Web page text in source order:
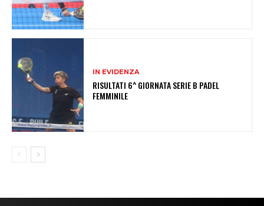
IN EVIDENZA
RISULTATI 6^ GIORNATA SERIE B PADEL
FEMMINILE